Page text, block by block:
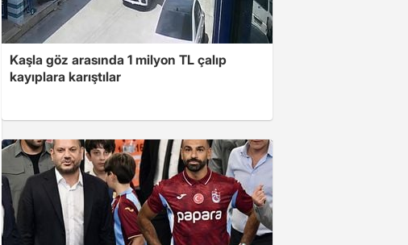
Kaşla göz arasında 1 milyon TL çalıp
kayıplara karıştılar